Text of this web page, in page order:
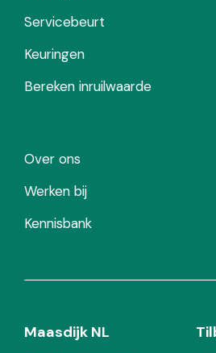
Servicebeurt
Keuringen
Bereken inruilwaarde
Over ons
Werken bij
Kennisbank
Maasdijk NL